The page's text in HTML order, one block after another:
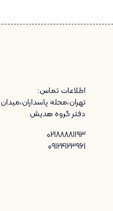
اطلاعات تماس:
تهران،محله پاسداران،میدان
دفتر گروه هدیش
02188881193
09124123961